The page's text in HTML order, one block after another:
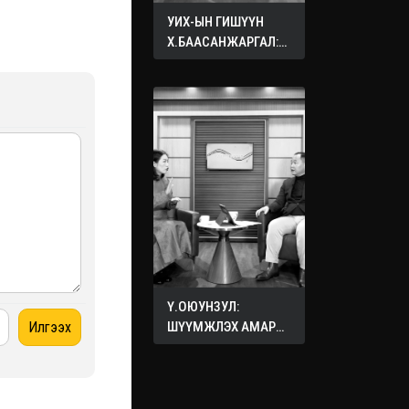
УИХ-ЫН ГИШҮҮН
Х.БААСАНЖАРГАЛ:
ӨӨРИЙНХӨӨ ХҮҮХДЭД
САЙХАН ЗҮЙЛЭЭ
БУСДЫН ХҮҮХДЭД
ХҮСЭЭРЭЙ
Ү.ОЮУНЗУЛ:
ШҮҮМЖЛЭХ АМАР
ХИЙХ ХЭЦҮҮ